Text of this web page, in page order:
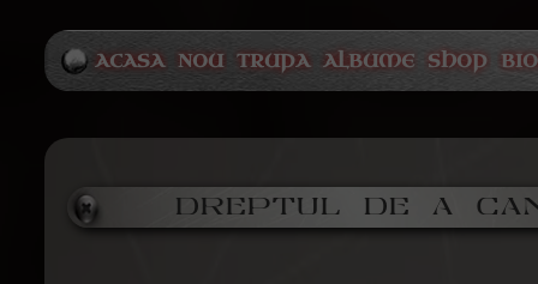
DREPTUL DE A
ACASA NOU TRUPA ALBUME SHOP